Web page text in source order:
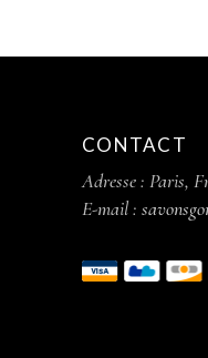
CONTACT
Adresse : Paris,
E-mail :